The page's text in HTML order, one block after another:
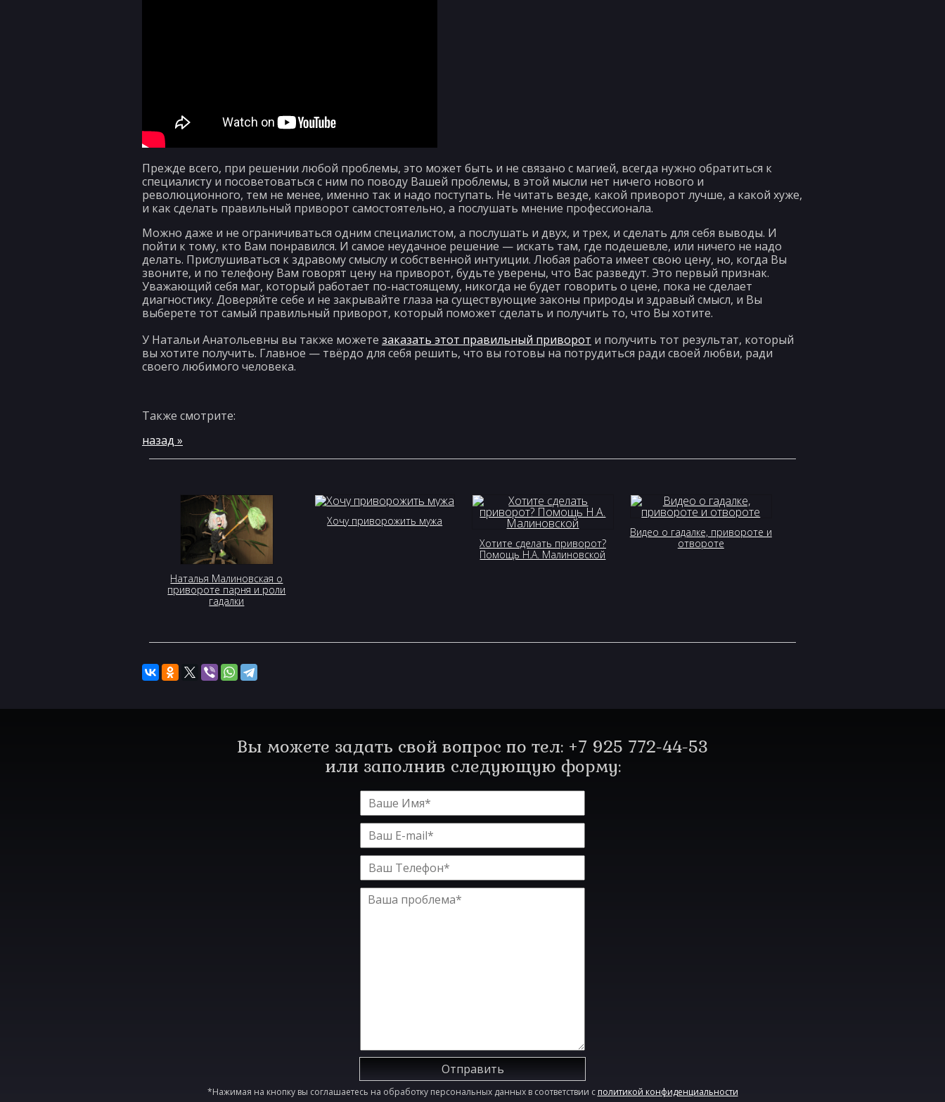
Прежде всего, при решении любой проблемы, это может быть и не связано с магией, всегда нужно обратиться к
специалисту и посоветоваться с ним по поводу Вашей проблемы, в этой мысли нет ничего нового и
революционного, тем не менее, именно так и надо поступать. Не читать везде, какой приворот лучше, а какой хуже,
и как сделать правильный приворот самостоятельно, а послушать мнение профессионала.
Можно даже и не ограничиваться одним специалистом, а послушать и двух, и трех, и сделать для себя выводы. И
пойти к тому, кто Вам понравился. И самое неудачное решение — искать там, где подешевле, или ничего не надо
делать. Прислушиваться к здравому смыслу и собственной интуиции. Любая работа имеет свою цену, но, когда Вы
звоните, и по телефону Вам говорят цену на приворот, будьте уверены, что Вас разведут. Это первый признак.
Уважающий себя маг, который работает по-настоящему, никогда не будет говорить о цене, пока не сделает
диагностику. Доверяйте себе и не закрывайте глаза на существующие законы природы и здравый смысл, и Вы
выберете тот самый правильный приворот, который поможет сделать и получить то, что Вы хотите.
У Натальи Анатольевны вы также можете заказать этот правильный приворот и получить тот результат, который
вы хотите получить. Главное — твёрдо для себя решить, что вы готовы на потрудиться ради своей любви, ради
своего любимого человека.
Также смотрите:
назад »
Наталья Малиновская о
привороте парня и роли
гадалки
Хочу приворожить мужа
Хотите сделать приворот?
Помощь Н.А. Малиновской
Видео о гадалке, привороте и
отвороте
Вы можете задать свой вопрос по тел: +7 925 772-44-53
или заполнив следующую форму:
Отправить
*Нажимая на кнопку вы соглашаетесь на обработку персональных данных в соответствии с политикой конфиденциальности